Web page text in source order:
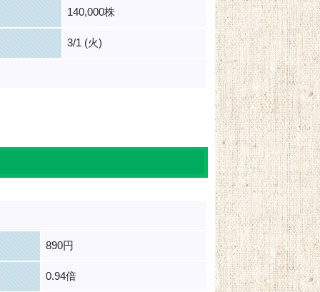
140,000株
3/1 (火)
890円
0.94倍